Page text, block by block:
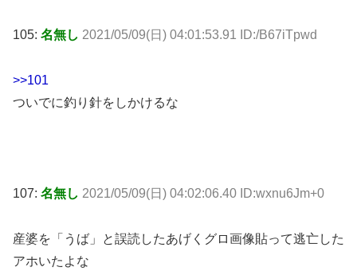
105: 名無し 2021/05/09(日) 04:01:53.91 ID:/B67iTpwd
>>101
ついでに釣り針をしかけるな
107: 名無し 2021/05/09(日) 04:02:06.40 ID:wxnu6Jm+0
産婆を「うば」と誤読したあげくグロ画像貼って逃亡した
アホいたよな